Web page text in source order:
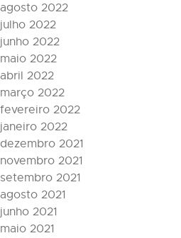
agosto 2022
julho 2022
junho 2022
maio 2022
abril 2022
março 2022
fevereiro 2022
janeiro 2022
dezembro 2021
novembro 2021
setembro 2021
agosto 2021
junho 2021
maio 2021